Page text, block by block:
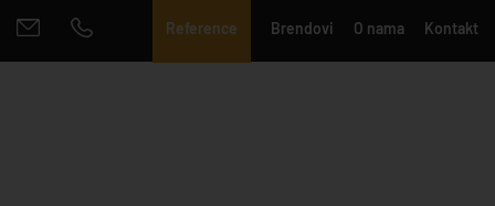
Reference Brendovi O nama Kontakt